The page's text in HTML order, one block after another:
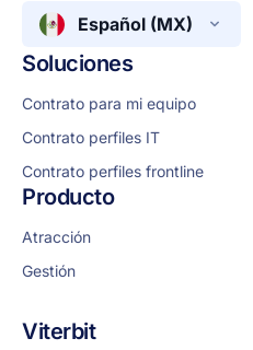
Español (MX)
Soluciones
Contrato para mi equipo
Contrato perfiles IT
Contrato perfiles frontline
Producto
Atracción
Gestión
Viterbit